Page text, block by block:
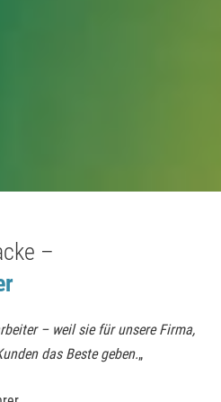
–
– weil sie für unsere Firma,
das Beste geben.„